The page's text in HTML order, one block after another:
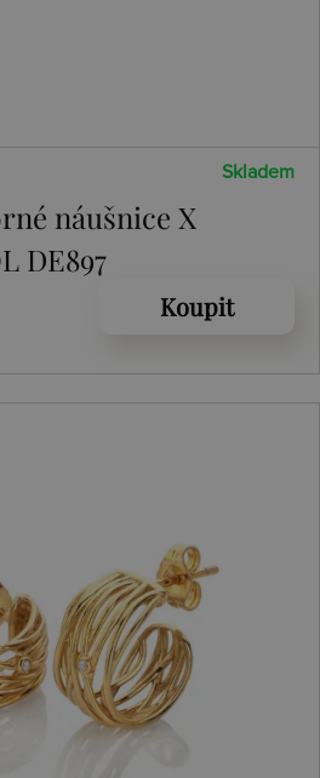
Skladem
náušnice X
DE897
Koupit